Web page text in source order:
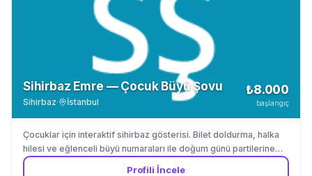
Sihirbaz Emre — Çocuk Büyü Şovu
Sihirbaz· İstanbul
₺8.000
başlangıç
Çocuklar için interaktif sihirbaz gösterisi. Bilet doldurma, halka
hilesi ve eğlenceli büyü numaraları ile doğum günü partilerine
renk katar.
Profili İncele